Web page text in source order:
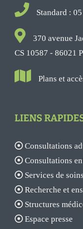
Standard :
370 avenue
CS 10587 - 86021
Plans et
LIENS
Consultations
Consultations
Services de soins
Recherche et
Structures
Espace presse